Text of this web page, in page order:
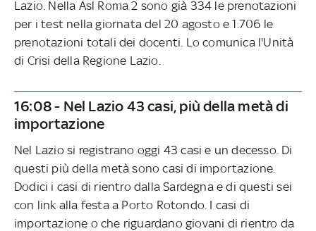
Lazio. Nella Asl Roma 2 sono già 334 le prenotazioni
per i test nella giornata del 20 agosto e 1.706 le
prenotazioni totali dei docenti. Lo comunica l'Unità
di Crisi della Regione Lazio.
16:08 - Nel Lazio 43 casi, più della metà di
importazione
Nel Lazio si registrano oggi 43 casi e un decesso. Di
questi più della metà sono casi di importazione.
Dodici i casi di rientro dalla Sardegna e di questi sei
con link alla festa a Porto Rotondo. I casi di
importazione o che riguardano giovani di rientro da